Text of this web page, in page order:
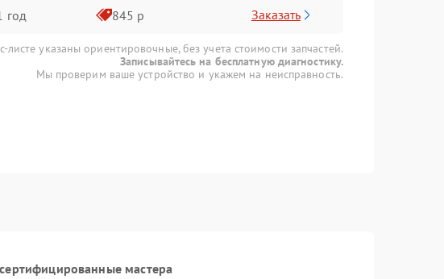
год 845 р Заказать
листе указаны ориентировочные, без учета стоимости запчастей.
Записывайтесь на бесплатную диагностику.
Мы проверим ваше устройство и укажем на неисправность.
мастера